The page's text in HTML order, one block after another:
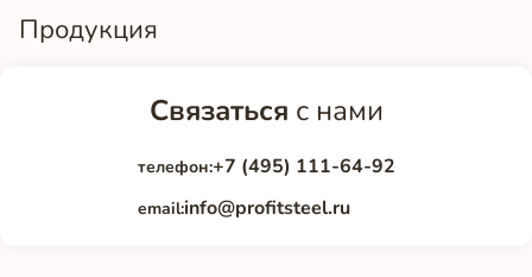
Продукция
Связаться с нами
телефон:+7 (495) 111-64-92
email:info@profitsteel.ru